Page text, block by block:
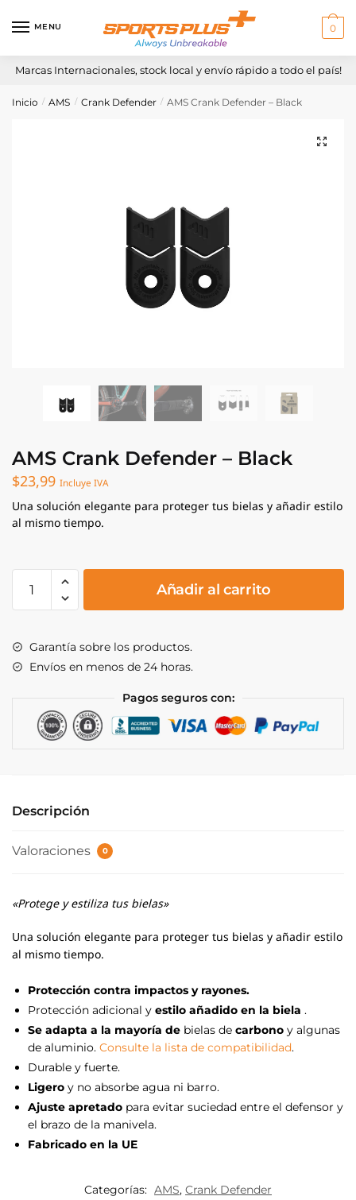
MENU 0
Marcas Internacionales, stock local y envío rápido a todo el país!
Inicio / AMS / Crank Defender / AMS Crank Defender – Black
AMS Crank Defender – Black
$23,99 Incluye IVA
Una solución elegante para proteger tus bielas y añadir estilo
al mismo tiempo.
Crank
Black
cantidad
Añadir al carrito
Garantía sobre los productos.
Envíos en menos de 24 horas.
Pagos seguros con:
Descripción
Valoraciones 0
«Protege y estiliza tus bielas»
Una solución elegante para proteger tus bielas y añadir estilo
al mismo tiempo.
Protección contra impactos y rayones.
Protección adicional y estilo añadido en la biela .
Se adapta a la mayoría de bielas de carbono y algunas
de aluminio. Consulte la lista de compatibilidad.
Durable y fuerte.
Ligero y no absorbe agua ni barro.
Ajuste apretado para evitar suciedad entre el defensor y
el brazo de la manivela.
Fabricado en la UE
Categorías: AMS, Crank Defender